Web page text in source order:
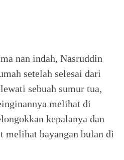
nan indah, Nasruddin
setelah selesai dari
sebuah sumur tua,
melihat di
kepalanya dan
melihat bayangan bulan di